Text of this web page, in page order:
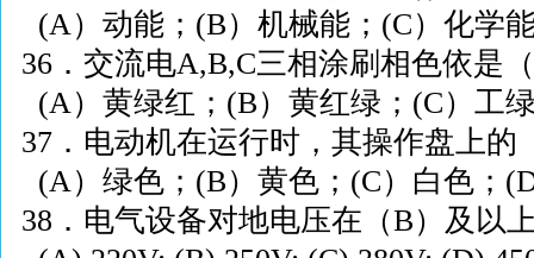
(A）动能； (B）机械能； (C）化学
36 ．交流电A,B,C三相涂刷相色依是
(A）黄绿红； (B）黄红绿； (C）工
37 ．电动机在运行时，其操作盘上的
(A）绿色； (B）黄色； (C）白色；
38 ．电气设备对地电压在（B）及以